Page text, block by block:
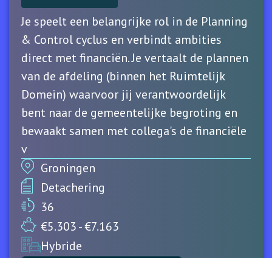
Je speelt een belangrijke rol in de Planning
& Control cyclus en verbindt ambities
direct met financiën. Je vertaalt de plannen
van de afdeling (binnen het Ruimtelijk
Domein) waarvoor jij verantwoordelijk
bent naar de gemeentelijke begroting en
bewaakt samen met collega's de financiële
v
Groningen
Detachering
36
€5.303 - €7.163
Hybride